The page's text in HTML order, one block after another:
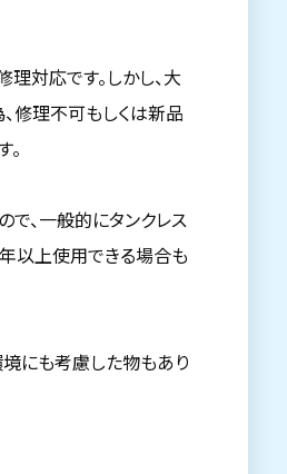
対応です。しかし、大
修理不可もしくは新品
、一般的にタンクレス
以上使用できる場合も
にも考慮した物もあり